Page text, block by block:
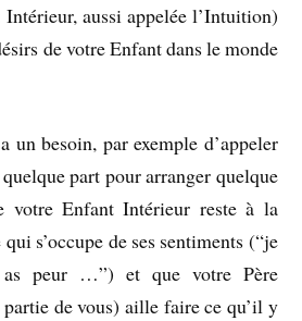
aussi appelée l’Intuition)
de votre Enfant dans le monde
un besoin, par exemple d’appeler
part pour arranger quelque
votre Enfant Intérieur reste à la
s’occupe de ses sentiments (“je
as peur …”) et que votre Père
de vous) aille faire ce qu’il y